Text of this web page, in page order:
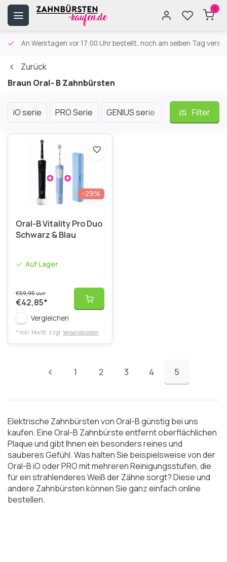
0
An Werktagen vor 17:00 Uhr bestellt, noch am selben Tag
Zurück
Braun Oral- B Zahnbürsten
iO serie PRO Serie GENIUS serie Smart Serie
Filter
-29%
Oral-B Vitality Pro Duo
Schwarz & Blau
Auf Lager
€59,95UVP
€42,85*
Vergleichen
* Inkl. MwSt. zzgl. Versandkosten
1 2 3 4 5
Elektrische Zahnbürsten von Oral-B günstig bei uns
kaufen. Eine Oral-B Zahnbürste entfernt oberflächlichen
Plaque und gibt Ihnen ein besonders reines und
sauberes Gefühl. Was halten Sie beispielsweise von der
Oral-B iO oder PRO mit mehreren Reinigungsstufen, die
für ein strahlenderes Weiß der Zähne sorgt? Diese und
andere Zahnbürsten können Sie ganz einfach online
bestellen.